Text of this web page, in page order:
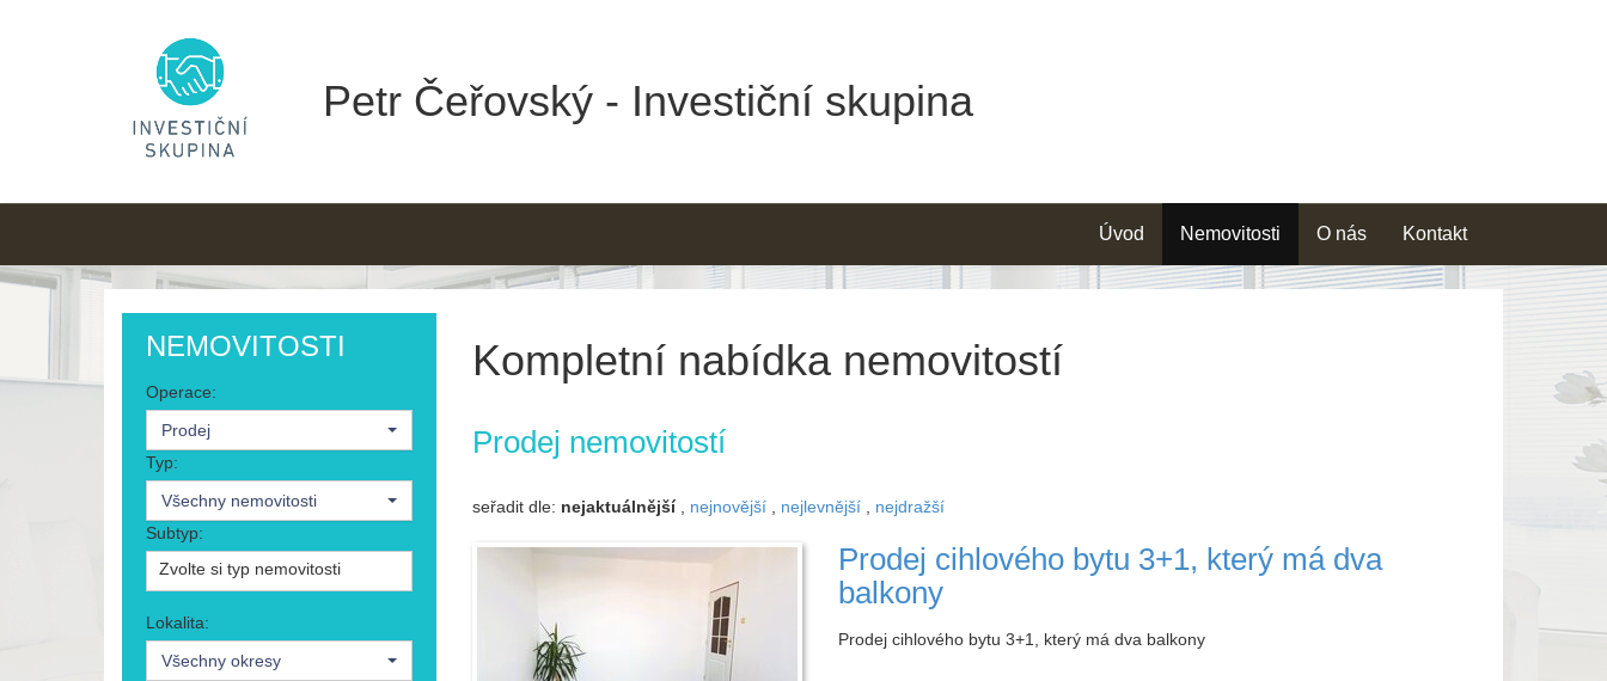
Petr Čeřovský - Investiční skupina
Úvod Nemovitosti O nás Kontakt
NEMOVITOSTI
Operace:
Prodej
Typ:
Všechny nemovitosti
Subtyp:
Zvolte si typ nemovitosti
Lokalita:
Všechny okresy
Kompletní nabídka nemovitostí
Prodej nemovitostí
seřadit dle: nejaktuálnější nejnovější nejlevnější nejdražší
Prodej cihlového bytu 3+1, který má dva
balkony
Prodej cihlového bytu 3+1, který má dva balkony